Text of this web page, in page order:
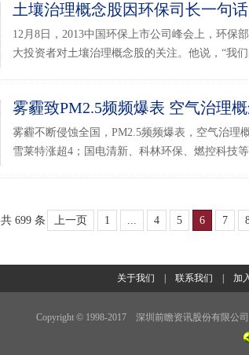
土壤治理概念股因环保司长一句
12月8日，2013中国环保上市公司峰会上，环保
大投资者对土壤治理概念股的关注。他说，“我
雾霾致PM2.5频频爆表 空气治理
雾霾不断侵蚀全国，PM2.5频频爆表，空气治理
雪莱特涨超4；国电清新、科林环保、燃控科技
共 699 条 上一页 1 ... 4 5 6 7
关于我们 联系我们 加
Copyright © 1998-2017 深圳前瞻资讯股份有限公